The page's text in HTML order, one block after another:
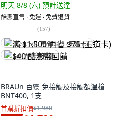
明天 8/8 (六) 預計送達
酷澎直售 ∙ 免運 ∙ 免費退貨
(157)
满 $1,500 再省 $75 (王道卡)
$40 酷澎幣回饋
BRAUn 百靈 免接觸及接觸額溫槍
BNT400, 1支
首購折扣價$1,980